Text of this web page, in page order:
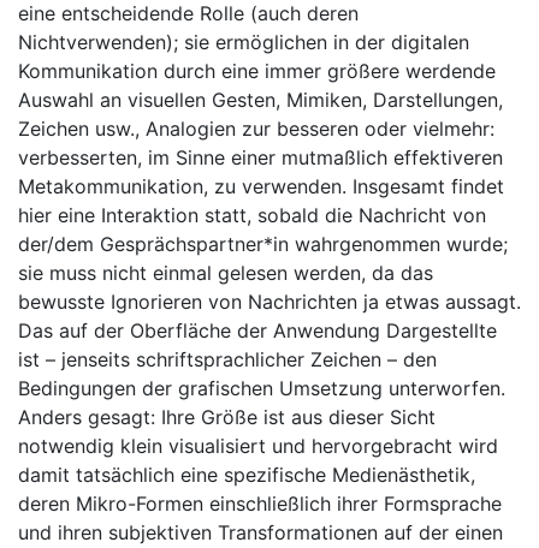
eine entscheidende Rolle (auch deren
Nichtverwenden); sie ermöglichen in der digitalen
Kommunikation durch eine immer größere werdende
Auswahl an visuellen Gesten, Mimiken, Darstellungen,
Zeichen usw., Analogien zur besseren oder vielmehr:
verbesserten, im Sinne einer mutmaßlich effektiveren
Metakommunikation, zu verwenden. Insgesamt findet
hier eine Interaktion statt, sobald die Nachricht von
der/dem Gesprächspartner*in wahrgenommen wurde;
sie muss nicht einmal gelesen werden, da das
bewusste Ignorieren von Nachrichten ja etwas aussagt.
Das auf der Oberfläche der Anwendung Dargestellte
ist – jenseits schriftsprachlicher Zeichen – den
Bedingungen der grafischen Umsetzung unterworfen.
Anders gesagt: Ihre Größe ist aus dieser Sicht
notwendig klein visualisiert und hervorgebracht wird
damit tatsächlich eine spezifische Medienästhetik,
deren Mikro-Formen einschließlich ihrer Formsprache
und ihren subjektiven Transformationen auf der einen